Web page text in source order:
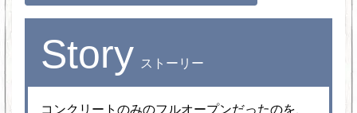
Story ストーリー
コンクリートのみのフルオープンだったのを、